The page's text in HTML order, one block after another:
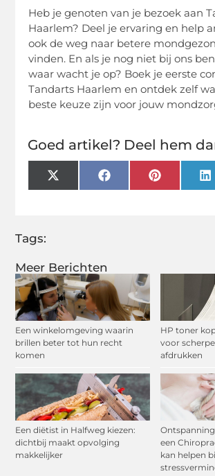
Meer Berichten
Een winkelomgeving waarin
brillen beter tot hun recht
komen
HP toner
voor
afdrukken
Een diëtist in Halfweg kiezen:
dichtbij maakt opvolging
makkelijker
een
kan helpen
Heb je genoten van je bezoek aan
Haarlem? Deel je ervaring en help
ook de weg naar betere
vinden. En als je nog niet bij ons
waar wacht je op? Boek je eerste
Tandarts Haarlem en ontdek zelf
beste keuze zijn voor jouw
Goed artikel? Deel hem
X
(Twitter)
FacebookPinterest
Tags: